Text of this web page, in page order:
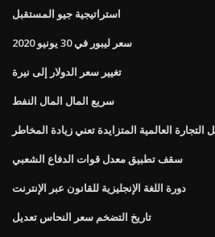
استراتيجية جيو المستقبل
سعر ليبور في 30 يونيو 2020
تغيير سعر الدولار إلى نيرة
سريع المال المال النفط
التجارة العالمية المتزايدة تعني زيادة المخاطر
سقف تطبيق معدل قوات الدفاع الشعبي
دورة اللغة الإنجليزية للقانون عبر الإنترنت
تاريخ التضخم سعر النحاس تعديل